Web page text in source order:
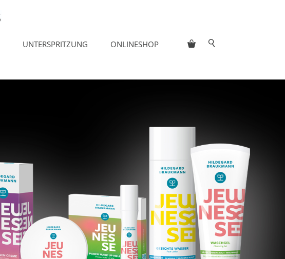
UNTERSPRITZUNG ONLINESHOP